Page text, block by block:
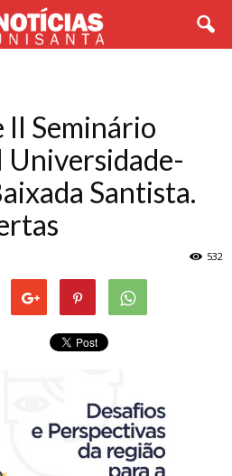
II Seminário
Santista.
532